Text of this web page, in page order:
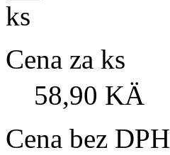
ks
Cena za ks
58,90 KÄ
Cena bez DPH